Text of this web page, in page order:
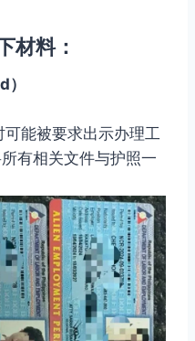
材料：
可能被要求出示办理工
有相关文件与护照一